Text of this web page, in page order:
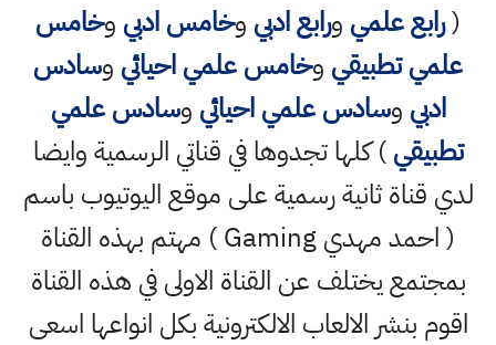
(رابع علمي ورابع ادبي وخامس ادبي وخامس
علمي تطبيقي وخامس علمي احيائي وسادس
ادبي وسادس علمي احيائي وسادس علمي
تطبيقي) كلها تجدوها في قناتي الرسمية وايضا
لدي قناة ثانية رسمية على موقع اليوتيوب باسم
( احمد مهدي Gaming ) مهتم بهذه القناة
بمجتمع يختلف عن القناة الاولى في هذه القناة
اقوم بنشر الالعاب الالكترونية بكل انواعها اسعى